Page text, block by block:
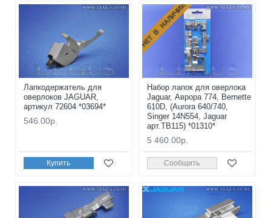
Лапкодержатель для
оверлоков JAGUAR,
артикул 72604 *03694*
546.00р.
Купить
НЕТ В НАЛИЧИИ
Набор лапок для оверлока
Jaguar, Аврора 774, Bernette
610D, (Aurora 640/740,
Singer 14N554, Jaguar
арт.TB115) *01310*
5 460.00р.
Сообщить